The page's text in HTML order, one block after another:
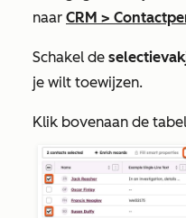
naar CRM >
Schakel de
je wilt toewijzen.
Klik bovenaan de